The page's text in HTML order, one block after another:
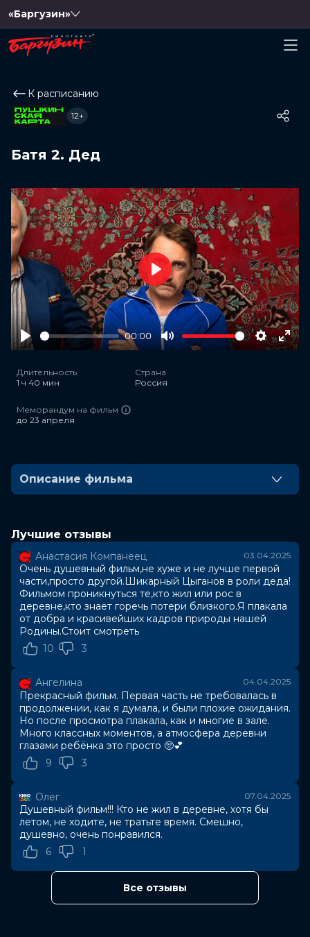
«Баргузин»
К расписанию
Батя 2. Дед
12+
Play
00:00
Mute Settings
Play
Длительность
1 ч 40 мин
Страна
Россия
Меморандум на фильм
до 23 апреля
Описание фильма
разводиться, отправили его на лето к деду-
фронтовику в деревню. Тогда строгий дед стал
настоящим другом и учителем для мальчика, а также
свидетелем и участником его многочисленных
проделок.
Оценка 7.6/ 10 (780 024 голоса)
Год
2025
Страна
Актеры
Владимир Вдовиченков, Стас
Старовойтов, Евгений Цыганов,
Надежда Михалкова, Андрей
Андреев, Степан Девонин, Севастьян
Бугаев, Анастасия Талызина, София
Продюсеры
Сценаристы
Алексей Литвиненко, Антон Зайцев,
Павел Тихомиров
Жанр
комедия
Длительность
1 ч 40 мин
В прокате
Меморандум
до 23 апреля
Можно оплатить
Лучшие отзывы
Анастасия Компанеец 03.04.2025
Очень душевный фильм,не хуже и не лучше первой
части,просто другой.Шикарный Цыганов в роли деда!
Фильмом проникнуться те,кто жил или рос в
деревне,кто знает горечь потери близкого.Я плакала
от добра и красивейших кадров природы нашей
Родины.Стоит смотреть
10
3
Ангелина 04.04.2025
Прекрасный фильм. Первая часть не требовалась в
продолжении, как я думала, и были плохие ожидания.
Но после просмотра плакала, как и многие в зале.
Много классных моментов, а атмосфера деревни
глазами ребёнка это просто 🥺💕
9
3
Олег 07.04.2025
Душевный фильм!!! Кто не жил в деревне, хотя бы
летом, не ходите, не тратьте время. Смешно,
душевно, очень понравился.
6
1
Все отзывы